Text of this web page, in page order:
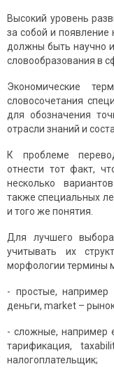
Высокий уровень
за собой и появление
должны быть научно
словообразования в
Экономические
словосочетания
для обозначения
отрасли знаний и
К проблеме
отнести тот факт,
несколько
также специальных
и того же понятия.
Для лучшего
учитывать их
морфологии термины
- простые,
деньги, market –
- сложные, например
тарификация,
налогоплательщик;